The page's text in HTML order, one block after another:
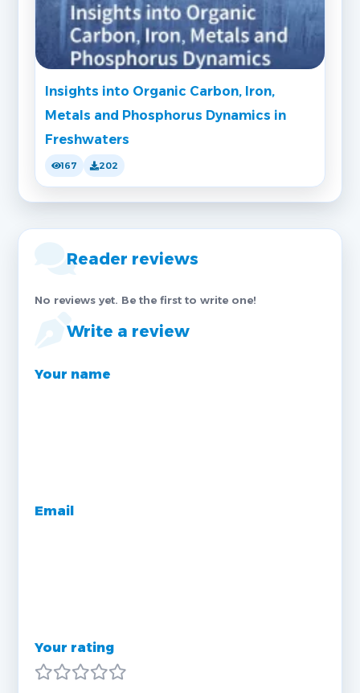
Insights into Organic Carbon, Iron,
Metals and Phosphorus Dynamics in
Freshwaters
167 202
Reader reviews
No reviews yet. Be the first to write one!
Write a review
Your name
Email
Your rating